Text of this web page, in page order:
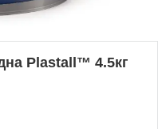
Plastall™ 4.5кг